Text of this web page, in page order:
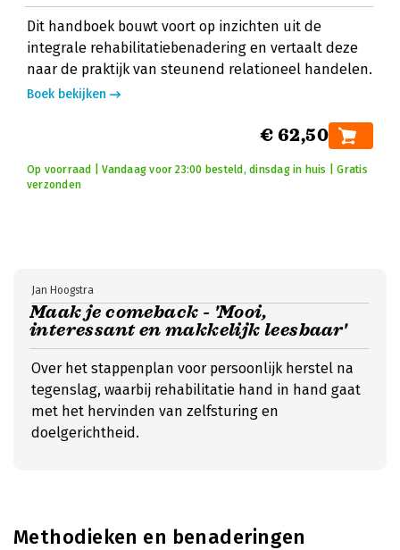
Dit handboek bouwt voort op inzichten uit de
integrale rehabilitatiebenadering en vertaalt deze
naar de praktijk van steunend relationeel handelen.
Boek bekijken
€ 62,50
Op voorraad | Vandaag voor 23:00 besteld, dinsdag in huis | Gratis
verzonden
Maak je comeback - 'Mooi,
interessant en makkelijk leesbaar'
Jan Hoogstra
Over het stappenplan voor persoonlijk herstel na
tegenslag, waarbij rehabilitatie hand in hand gaat
met het hervinden van zelfsturing en
doelgerichtheid.
Methodieken en benaderingen